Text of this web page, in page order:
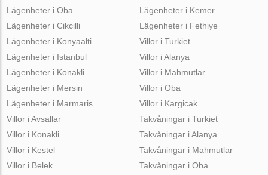
Lägenheter i Oba
Lägenheter i Cikcilli
Lägenheter i Kemer
Lägenheter i Fethiye
Lägenheter i Konyaalti
Lägenheter i Istanbul
Lägenheter i Konakli
Lägenheter i Mersin
Lägenheter i Marmaris
Villor i Turkiet
Villor i Alanya
Villor i Mahmutlar
Villor i Oba
Villor i Kargicak
Villor i Avsallar
Villor i Konakli
Villor i Kestel
Villor i Belek
Takvåningar i Turkiet
Takvåningar i Alanya
Takvåningar i Mahmutlar
Takvåningar i Oba